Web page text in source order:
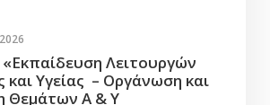
«Εκπαίδευση Λειτουργών
και Υγείας – Οργάνωση και
Θεμάτων Α & Υ